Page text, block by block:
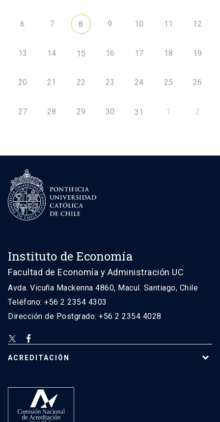
6 7 8 9 10 11 12
13 14 15 16 17 18 19
20 21 22 23 24 25 26
27 28 29 30 31 1 2
Instituto de Economía
Facultad de Economía y Administración UC
Avda. Vicuña Mackenna 4860, Macul. Santiago, Chile
Teléfono: +56 2 2354 4303
Dirección de Postgrado: +56 2 2354 4028
ACREDITACIÓN